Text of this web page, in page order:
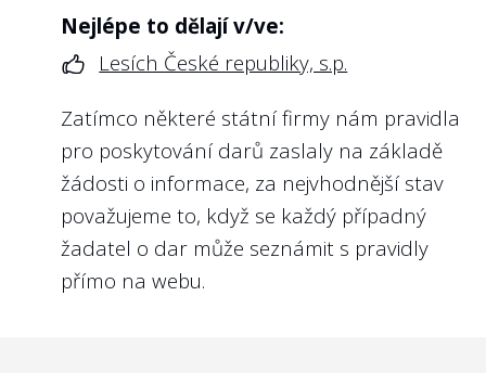
Pravidla by měla nastavit předvídatelné
podmínky pro fixní a variabilní složky
odměny, stejně jako nefinanční část
odměn, případně odchodné či konkurenční
doložky.
Dosavadní odměňování managementu
státních firem se řídínařízením vlády ze
dne 12. 12. 2018 č. 835, které schválilo:
Zásady odměňování vedoucích
Nejlépe to dělají v/ve:
Lesích České republiky, s.p.
Zatímco některé státní firmy nám pravidla
pro poskytování darů zaslaly na základě
žádosti o informace, za nejvhodnější stav
považujeme to, když se každý případný
žadatel o dar může seznámit s pravidly
přímo na webu.